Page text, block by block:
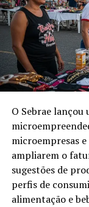
O Sebrae
microempresas
ampliarem o
sugestões de
perfis de
alimentação e